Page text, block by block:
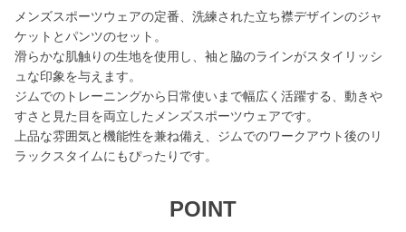
メンズスポーツウェアの定番、洗練された立ち襟デザインのジャ
ケットとパンツのセット。
滑らかな肌触りの生地を使用し、袖と脇のラインがスタイリッシ
ュな印象を与えます。
ジムでのトレーニングから日常使いまで幅広く活躍する、動きや
すさと見た目を両立したメンズスポーツウェアです。
上品な雰囲気と機能性を兼ね備え、ジムでのワークアウト後のリ
ラックスタイムにもぴったりです。
POINT